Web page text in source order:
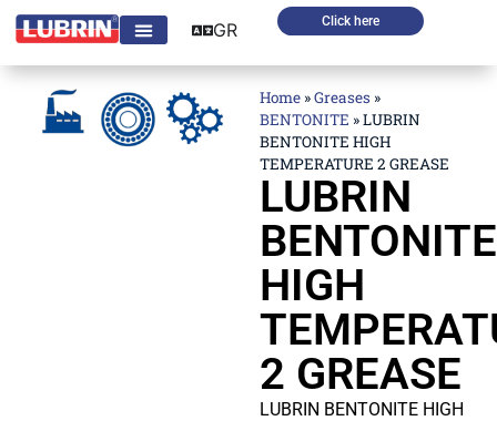
Click here
GR
Home »Greases »
BENTONITE »LUBRIN
BENTONITE HIGH
TEMPERATURE 2 GREASE
LUBRIN
BENTONITE
HIGH
2 GREASE
LUBRIN BENTONITE HIGH